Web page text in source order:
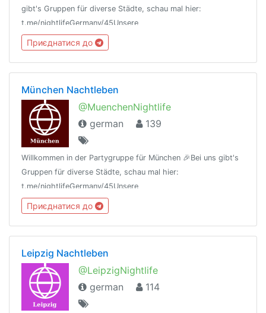
gibt's Gruppen für diverse Städte, schau mal hier:
t.me/nightlifeGermany/45Unsere
Regeln:t.me/nightlifeGermany/44Offtopic
Gruppe:https://t.me/NightlifeGermanySandbox
Приєднатися до
München Nachtleben
@MuenchenNightlife
german
139
Willkommen in der Partygruppe für München 🎉Bei uns gibt's
Gruppen für diverse Städte, schau mal hier:
t.me/nightlifeGermany/45Unsere
Regeln:t.me/nightlifeGermany/44Offtopic
Gruppe:https://t.me/NightlifeGermanySandbox
Приєднатися до
Leipzig Nachtleben
@LeipzigNightlife
german
114